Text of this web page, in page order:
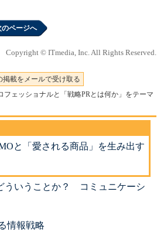
のページへ
Copyright © ITmedia, Inc. All Rights Reserved.
掲載をメールで受け取る
ェッショナルと「戦略PRとは何か」をテーマ
と「愛される商品」を生み出す
ういうことか？ コミュニケーシ
情報戦略